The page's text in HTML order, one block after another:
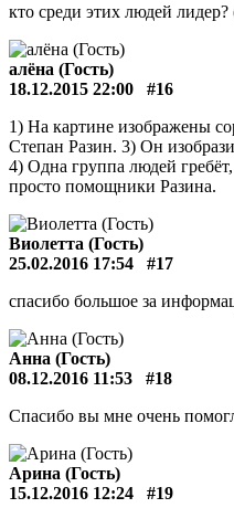
кто среди этих людей
алёна (Гость)
18.12.2015 22:00
#16
1) На картине изображены
Степан Разин. 3) Он
4) Одна группа людей
просто помощники Разина.
Виолетта (Гость)
25.02.2016 17:54
#17
спасибо большое за
Анна (Гость)
08.12.2016 11:53
#18
Спасибо вы мне очень
Арина (Гость)
15.12.2016 12:24
#19